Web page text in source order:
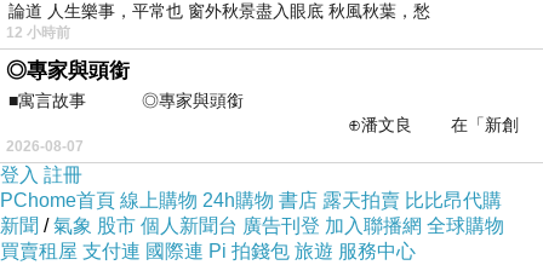
論道 人生樂事，平常也 窗外秋景盡入眼底 秋風秋葉，愁
12 小時前
◎專家與頭銜
■寓言故事 ◎專家與頭銜
⊕潘文良 在「新創
之谷」裡——
2026-08-07
登入 註冊
PChome首頁 線上購物 24h購物 書店 露天拍賣 比比昂代購
新聞 /氣象 股市 個人新聞台 廣告刊登 加入聯播網 全球購物
買賣租屋 支付連 國際連 Pi 拍錢包 旅遊 服務中心